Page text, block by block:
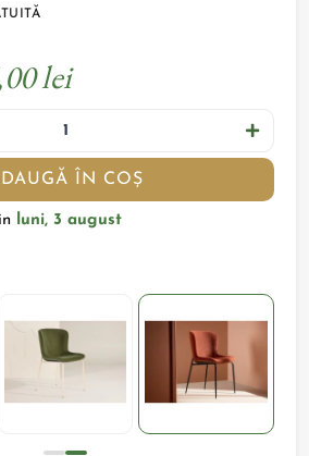
lei
ÎN COȘ
luni, 3 august